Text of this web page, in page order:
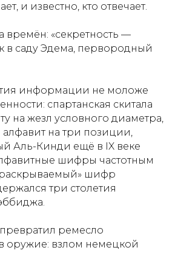
и известно, кто отвечает.
времён: «секретность —
в саду Эдема, первородный
информации не моложе
спартанская скитала
на жезл условного диаметра,
алфавит на три позиции,
Аль-Кинди ещё в IX веке
шифры частотным
шифр
три столетия
ремесло
оружие: взлом немецкой